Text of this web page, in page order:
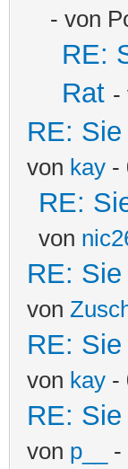
- von
RE:
Rat -
RE:
von kay -
RE:
von
RE:
von
RE:
von kay -
RE:
von p__ -